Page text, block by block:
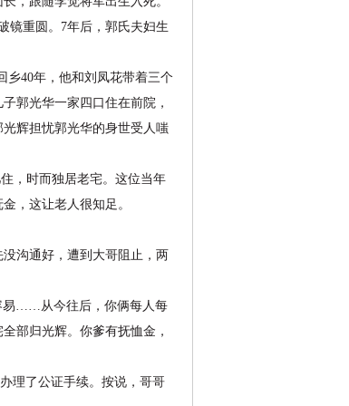
镜重圆。7年后，郭氏夫妇生
40年，他和刘凤花带着三个
郭光华一家四口住在前院，
辉担忧郭光华的身世受人嗤
，时而独居老宅。这位当年
，这让老人很知足。
沟通好，遭到大哥阻止，两
易……从今往后，你俩每人每
部归光辉。你爹有抚恤金，
理了公证手续。按说，哥哥